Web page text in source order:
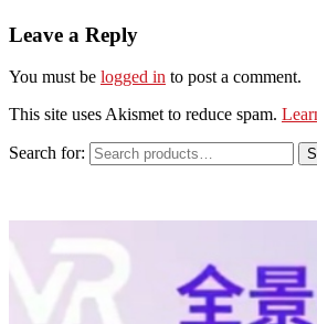
Leave a Reply
You must be logged in to post a comment.
This site uses Akismet to reduce spam.
Search for: